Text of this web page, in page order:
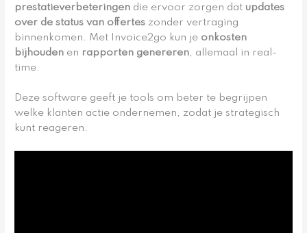
prestatieverbeteringen die ervoor zorgen dat updates
over de status van offertes zonder vertraging
binnenkomen. Met Invoice2go kun je onkosten
bijhouden en rapporten genereren, allemaal in real-
time.
Deze software geeft je tools om beter te begrijpen
welke klanten actie ondernemen, zodat je strategisch
kunt reageren.